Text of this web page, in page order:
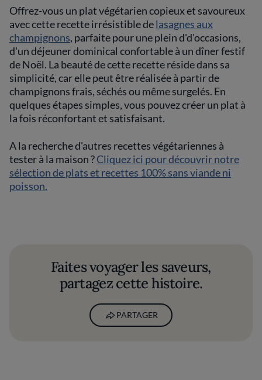
Offrez-vous un plat végétarien copieux et savoureux
avec cette recette irrésistible delasagnes aux
champignons, parfaite pour une plein d'd'occasions,
d'un déjeuner dominical confortable à un dîner festif
de Noël. La beauté de cette recette réside dans sa
simplicité, car elle peut être réalisée à partir de
champignons frais, séchés ou même surgelés. En
quelques étapes simples, vous pouvez créer un plat à
la fois réconfortant et satisfaisant.
A la recherche d'autres recettes végétariennes à
tester à la maison ?Cliquez ici pour découvrir notre
sélection de plats et recettes 100% sans viande ni
poisson.
Faites voyager les saveurs,
partagez cette histoire.
PARTAGER